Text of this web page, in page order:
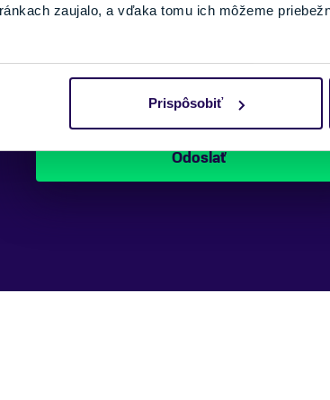
zaujalo, a vďaka tomu ich môžeme
Prispôsobiť
Náš špecialista vám, čo najskôr zavolá
ohľadom tohto produktu.